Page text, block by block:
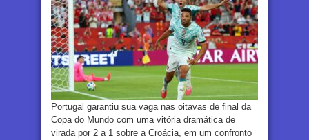
Portugal garantiu sua vaga nas oitavas de final da
Copa do Mundo com uma vitória dramática de
virada por 2 a 1 sobre a Croácia, em um confronto